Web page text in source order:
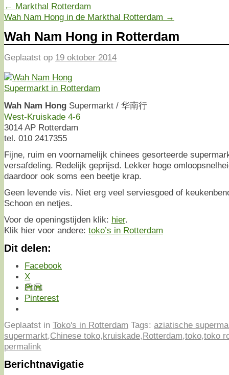
← Markthal Rotterdam
Wah Nam Hong in de Markthal Rotterdam →
Wah Nam Hong in Rotterdam
Geplaatst op 19 oktober 2014
Wah Nam Hong Supermarkt / 华南行
West-Kruiskade 4-6
3014 AP Rotterdam
tel. 010 2417355
Fijne, ruim en voornamelijk chinees gesorteerde
versafdeling. Redelijk geprijsd. Lekker hoge
daardoor ook soms een beetje krap.
Geen levende vis. Niet erg veel serviesgoed of
Schoon en netjes.
Voor de openingstijden klik: hier.
Klik hier voor andere: toko’s in Rotterdam
Dit delen:
Facebook
X
Print
Pinterest
Geplaatst in Toko's in Rotterdam Tags: aziatische
supermarkt,Chinese toko,kruiskade,Rotterdam,toko,toko
permalink
Berichtnavigatie